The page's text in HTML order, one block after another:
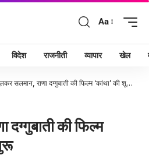
Aa
विदेश राजनीती व्यापार खेल
सलमान, राणा दग्गुबाती की फिल्म ‘कांथा’ की शूटिंग शुरू
की फिल्म